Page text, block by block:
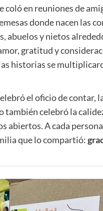
coló en reuniones de
donde nacen las
abuelos y nietos
gratitud y
historias se
el oficio de contar,
también celebró la
abiertos. A cada
que lo compartió: